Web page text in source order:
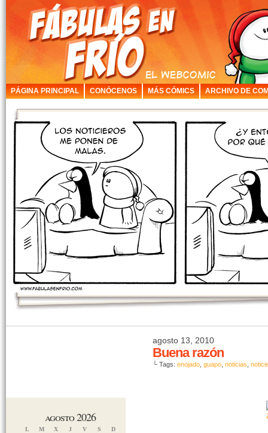
PÁGINA PRINCIPAL CONÓCENOS MÁS CÓMICS ARCHIVO DE
agosto 13, 2010
Buena razón
└ Tags: enojado guapo noticias
agosto 2026
L M X J V S D